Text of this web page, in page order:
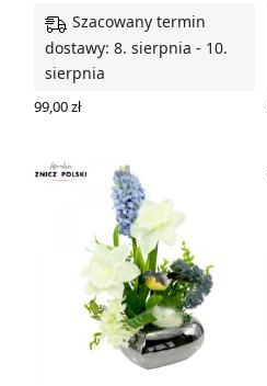
Szacowany termin
dostawy: 8. sierpnia - 10.
sierpnia
99,00zł